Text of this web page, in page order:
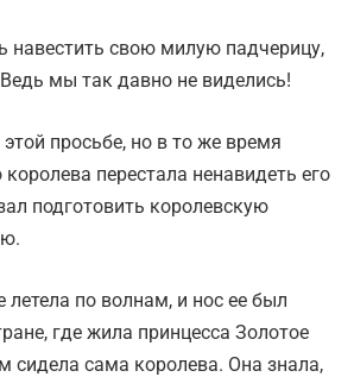
навестить свою милую падчерицу,
мы так давно не виделись!
просьбе, но в то же время
перестала ненавидеть его
подготовить королевскую
летела по волнам, и нос ее был
где жила принцесса Золотое
сидела сама королева. Она знала,